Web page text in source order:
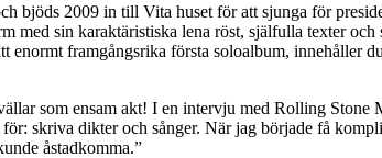
bjöds 2009 in till Vita huset för att sjunga för
med sin karaktäristiska lena röst, själfulla texter
framgångsrika första soloalbum, innehåller
som ensam akt! I en intervju med Rolling Stone
skriva dikter och sånger. När jag började få
åstadkomma.”